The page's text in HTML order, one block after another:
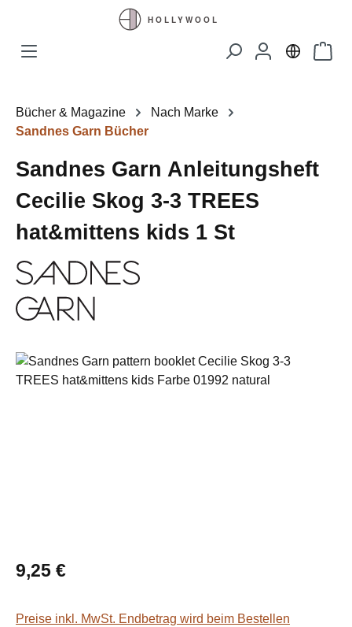
Zum Hauptinhalt springen
Bücher & Magazine
Nach Marke
Sandnes Garn Bücher
Sandnes Garn Anleitungsheft
Cecilie Skog 3-3 TREES
hat&mittens kids 1 St
Bildergalerie überspringen
Regulärer Preis:
9,25 €
Preise inkl. MwSt. Endbetrag wird beim Bestellen